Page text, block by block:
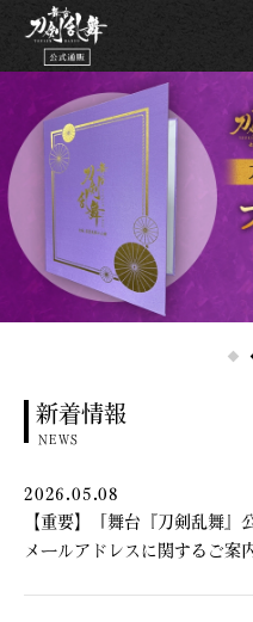
新着情報
NEWS
2026.05.08
【重要】「舞台『刀剣乱舞』
メールアドレスに関するご案